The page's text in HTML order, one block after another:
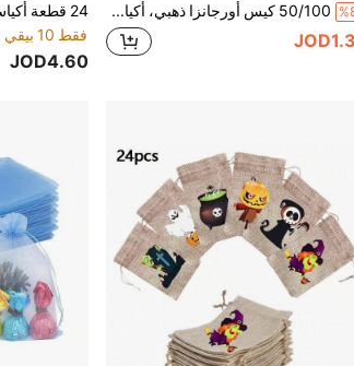
50/100 كيس أورجانزا ذهبي، أكياس هدايا، أكياس شبكية صغيرة بسحاب مناسبة للحلوى والمجوهرات والوجبات الخفيفة والمناسبات والأعياد وحفلات الزفاف وأعياد الميلاد وحفلات استقبال المواليد، تغليف
فقط 10 بيقي
JOD4.60